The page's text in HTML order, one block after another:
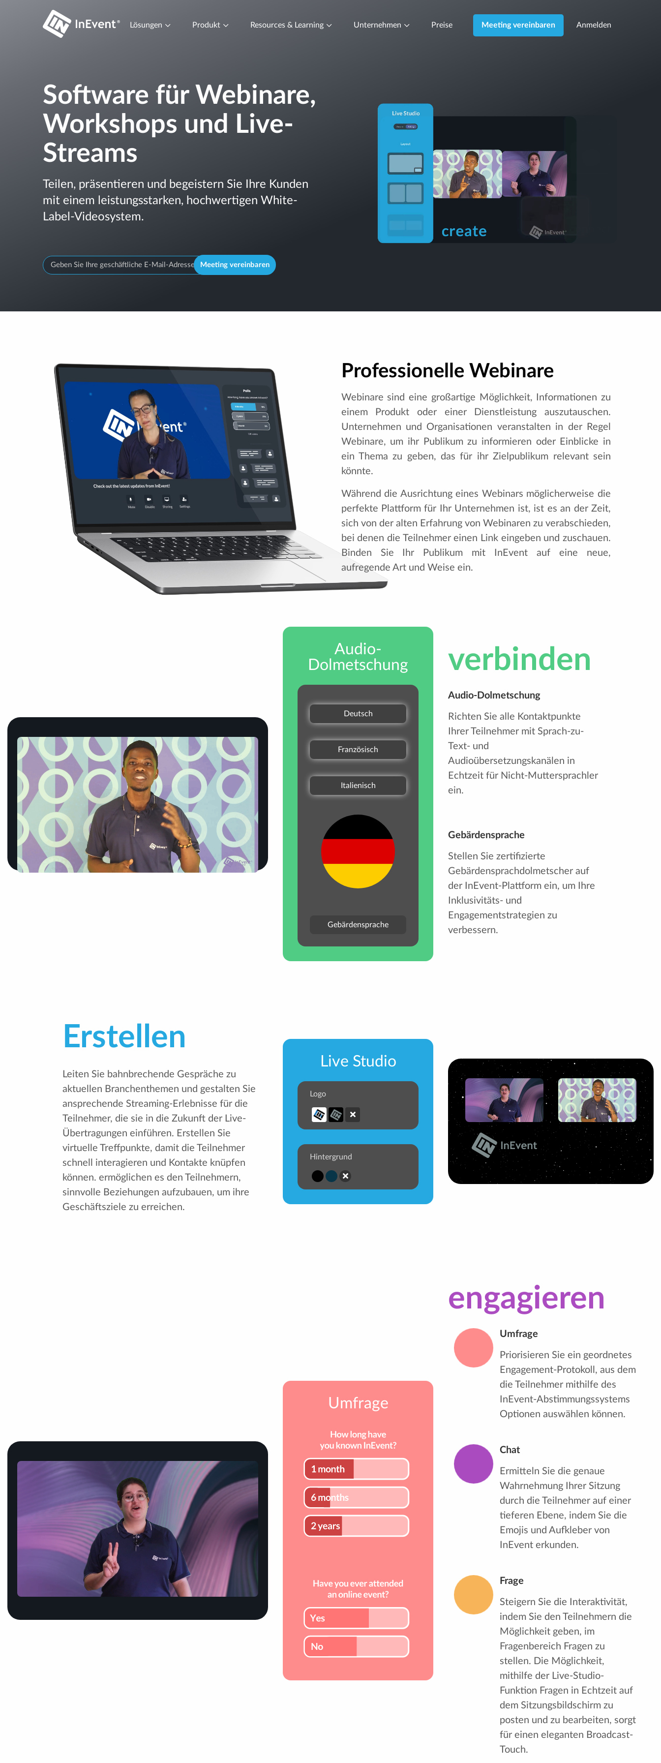
Lösungen Produkt Resources & Learning Unternehmen Preise Meeting vereinbaren Anmelden
Software für Webinare,
Workshops und Live-
Streams
Teilen, präsentieren und begeistern Sie Ihre Kunden
mit einem leistungsstarken, hochwertigen White-
Label-Videosystem.
Meeting vereinbaren
Professionelle Webinare
Webinare sind eine großartige Möglichkeit, Informationen zu
einem Produkt oder einer Dienstleistung auszutauschen.
Unternehmen und Organisationen veranstalten in der Regel
Webinare, um ihr Publikum zu informieren oder Einblicke in
ein Thema zu geben, das für ihr Zielpublikum relevant sein
könnte.
Während die Ausrichtung eines Webinars möglicherweise die
perfekte Plattform für Ihr Unternehmen ist, ist es an der Zeit,
sich von der alten Erfahrung von Webinaren zu verabschieden,
bei denen die Teilnehmer einen Link eingeben und zuschauen.
Binden Sie Ihr Publikum mit InEvent auf eine neue,
aufregende Art und Weise ein.
Audio-
Dolmetschung
Deutsch
Französisch
Italienisch
Gebärdensprache
verbinden
Audio-Dolmetschung
Richten Sie alle Kontaktpunkte
Ihrer Teilnehmer mit Sprach-zu-
Text- und
Audioübersetzungskanälen in
Echtzeit für Nicht-Muttersprachler
ein.
Gebärdensprache
Stellen Sie zertifizierte
Gebärdensprachdolmetscher auf
der InEvent-Plattform ein, um Ihre
Inklusivitäts- und
Engagementstrategien zu
verbessern.
Erstellen
Leiten Sie bahnbrechende Gespräche zu
aktuellen Branchenthemen und gestalten Sie
ansprechende Streaming-Erlebnisse für die
Teilnehmer, die sie in die Zukunft der Live-
Übertragungen einführen. Erstellen Sie
virtuelle Treffpunkte, damit die Teilnehmer
schnell interagieren und Kontakte knüpfen
können. ermöglichen es den Teilnehmern,
sinnvolle Beziehungen aufzubauen, um ihre
Geschäftsziele zu erreichen.
Live Studio
Logo
Hintergrund
Umfrage
engagieren
Umfrage
Priorisieren Sie ein geordnetes
Engagement-Protokoll, aus dem
die Teilnehmer mithilfe des
InEvent-Abstimmungssystems
Optionen auswählen können.
Chat
Ermitteln Sie die genaue
Wahrnehmung Ihrer Sitzung
durch die Teilnehmer auf einer
tieferen Ebene, indem Sie die
Emojis und Aufkleber von
InEvent erkunden.
Frage
Steigern Sie die Interaktivität,
indem Sie den Teilnehmern die
Möglichkeit geben, im
Fragenbereich Fragen zu
stellen. Die Möglichkeit,
mithilfe der Live-Studio-
Funktion Fragen in Echtzeit auf
dem Sitzungsbildschirm zu
posten und zu bearbeiten, sorgt
für einen eleganten Broadcast-
Touch.